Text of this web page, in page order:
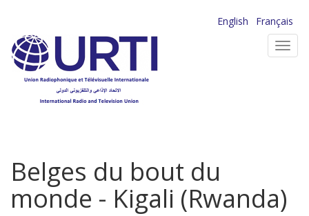
contenu
principal
English
Français
Belges du bout du
monde - Kigali (Rwanda)